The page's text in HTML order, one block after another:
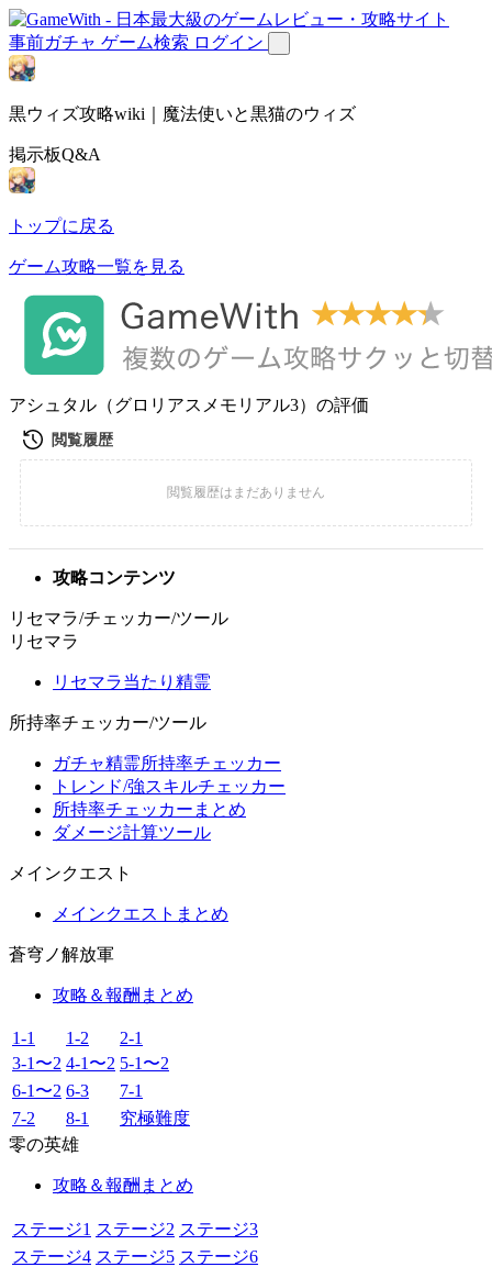
事前ガチャ ゲーム検索 ログイン
黒ウィズ攻略wiki｜魔法使いと黒猫のウィズ
掲示板Q&A
トップに戻る
ゲーム攻略一覧を見る
アシュタル（グロリアスメモリアル3）の評価
攻略コンテンツ
リセマラ/チェッカー/ツール
リセマラ
リセマラ当たり精霊
所持率チェッカー/ツール
ガチャ精霊所持率チェッカー
トレンド/強スキルチェッカー
所持率チェッカーまとめ
ダメージ計算ツール
メインクエスト
メインクエストまとめ
蒼穹ノ解放軍
攻略＆報酬まとめ
1-1 1-2
2-1
3-1〜2 4-1〜2 5-1〜2
6-1〜2 6-3
7-1
7-2
8-1
究極難度
零の英雄
攻略＆報酬まとめ
ステージ1 ステージ2 ステージ3
ステージ4 ステージ5 ステージ6